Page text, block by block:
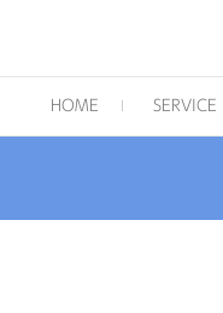
HOME
SERVICE